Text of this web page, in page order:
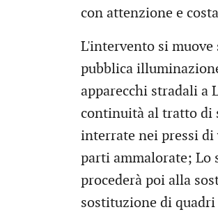
con attenzione e
L'intervento si
pubblica
apparecchi stradali a
continuità al tratto di
interrate nei pressi di
parti ammalorate; Lo
procederà poi alla
sostituzione di